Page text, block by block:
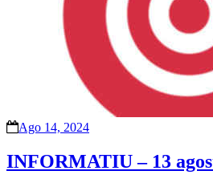
Ago 14, 2024
INFORMATIU – 13